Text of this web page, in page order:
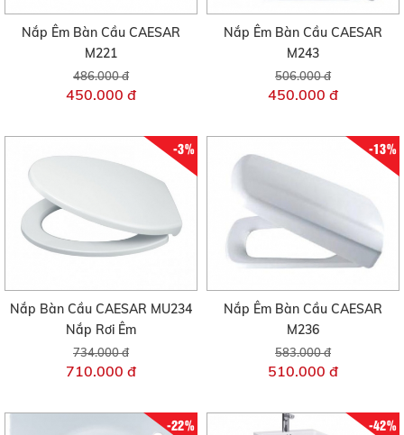
Nắp Êm Bàn Cầu CAESAR
M221
486.000 đ
450.000 đ
Nắp Êm Bàn Cầu CAESAR
M243
506.000 đ
450.000 đ
-3%
Nắp Bàn Cầu CAESAR MU234
Nắp Rơi Êm
734.000 đ
710.000 đ
-13%
Nắp Êm Bàn Cầu CAESAR
M236
583.000 đ
510.000 đ
-22% -42%